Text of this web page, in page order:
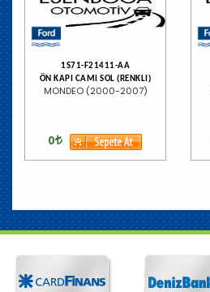
1S71-F21411-AA
ÖN KAPI CAMI SOL (RENKLI)
MONDEO (2000-2007)
0